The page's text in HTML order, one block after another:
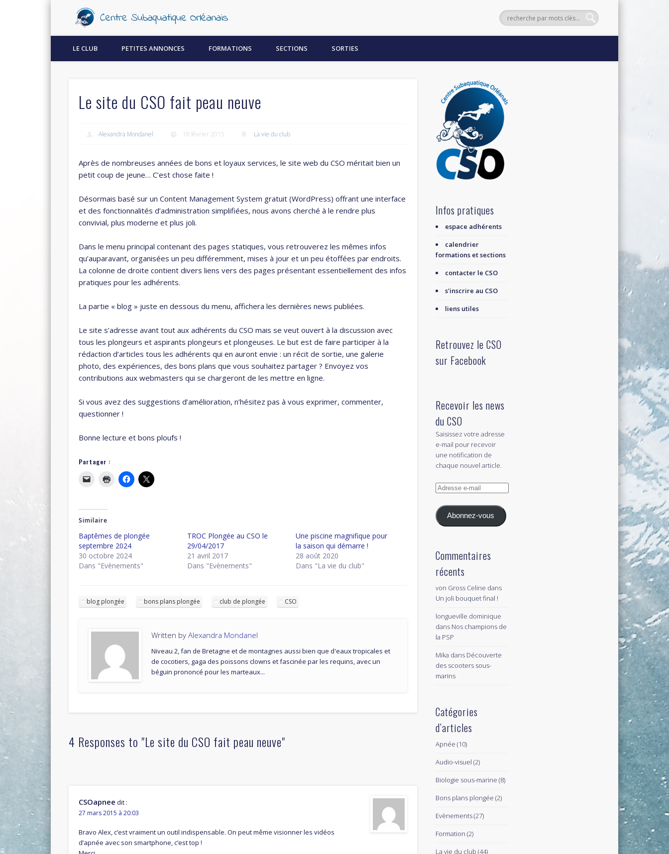
Découvrez la plongée sous-marine à Orléans !
LE CLUB PETITES ANNONCES FORMATIONS SECTIONS SORTIES
Le site du CSO fait peau neuve
Alexandra Mondanel 18 février 2015 La vie du club
Après de nombreuses années de bons et loyaux services, le site web du CSO méritait bien un
petit coup de jeune… C’est chose faite !
Désormais basé sur un Content Management System gratuit (WordPress) offrant une interface
et des fonctionnalités d’administration simplifiées, nous avons cherché à le rendre plus
convivial, plus moderne et plus joli.
Dans le menu principal contenant des pages statiques, vous retrouverez les mêmes infos
qu’auparavant, organisées un peu différemment, mises à jour et un peu étoffées par endroits.
La colonne de droite contient divers liens vers des pages présentant essentiellement des infos
pratiques pour les adhérents.
La partie « blog » juste en dessous du menu, affichera les dernières news publiées.
Le site s’adresse avant tout aux adhérents du CSO mais se veut ouvert à la discussion avec
tous les plongeurs et aspirants plongeurs et plongeuses. Le but est de faire participer à la
rédaction d’articles tous les adhérents qui en auront envie : un récit de sortie, une galerie
photo, des expériences, des bons plans que vous souhaitez partager ? Envoyez vos
contributions aux webmasters qui se chargeront de les mettre en ligne.
Si vous avez des suggestions d’amélioration, n’hésitez pas à vous exprimer, commenter,
questionner !
Bonne lecture et bons ploufs !
Partager :
Similaire
Baptêmes de plongée
septembre 2024
30 octobre 2024
Dans "Evènements"
TROC Plongée au CSO le
29/04/2017
21 avril 2017
Dans "Evènements"
Une piscine magnifique pour
la saison qui démarre !
28 août 2020
Dans "La vie du club"
blog plongée bons plans plongée club de plongée CSO
Written byAlexandra Mondanel
Niveau 2, fan de Bretagne et de montagnes aussi bien que d'eaux tropicales et
de cocotiers, gaga des poissons clowns et fascinée par les requins, avec un
béguin prononcé pour les marteaux...
4 Responses to "Le site du CSO fait peau neuve"
CSOapnee dit :
27 mars 2015 à 20:03
Bravo Alex, c’est vraiment un outil indispensable. On peut même visionner les vidéos
d’apnée avec son smartphone, c’est top !
Infos pratiques
espace adhérents
calendrier
formations et sections
contacter le CSO
s'inscrire au CSO
liens utiles
Retrouvez le CSO
sur Facebook
Recevoir les news
du CSO
Saisissez votre adresse
e-mail pour recevoir
une notification de
chaque nouvel article.
Adresse
mail
Abonnez-vous
Commentaires
récents
von Gross Celine dans
Un joli bouquet final !
longueville dominique
dans Nos champions de
la PSP
Mika dans Découverte
des scooters sous-
marins
Catégories
d’articles
Apnée (10)
Audio-visuel (2)
Biologie sous-marine (8)
Bons plans plongée (2)
Evènements(27)
Formation (2)
La vie du club (44)